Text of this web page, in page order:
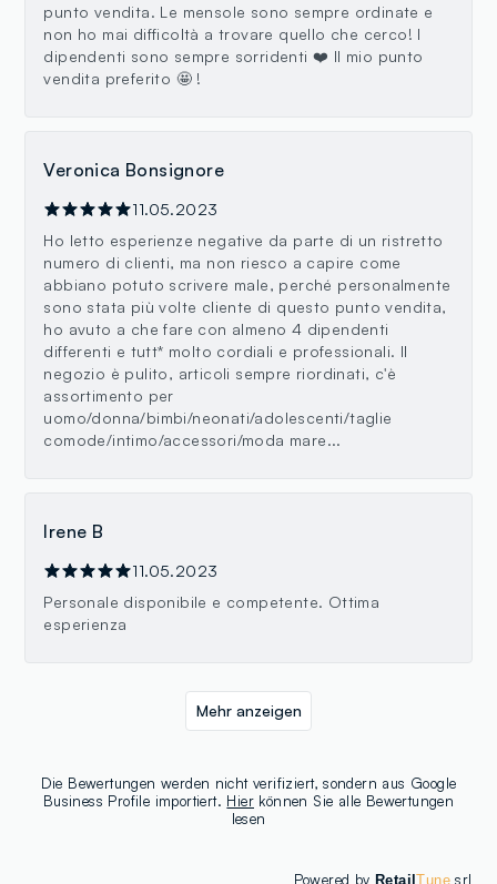
punto vendita. Le mensole sono sempre ordinate e
non ho mai difficoltà a trovare quello che cerco! I
dipendenti sono sempre sorridenti ❤️ Il mio punto
vendita preferito 🤩 !
Veronica Bonsignore
11.05.2023
Ho letto esperienze negative da parte di un ristretto
numero di clienti, ma non riesco a capire come
abbiano potuto scrivere male, perché personalmente
sono stata più volte cliente di questo punto vendita,
ho avuto a che fare con almeno 4 dipendenti
differenti e tutt* molto cordiali e professionali. Il
negozio è pulito, articoli sempre riordinati, c'è
assortimento per
uomo/donna/bimbi/neonati/adolescenti/taglie
comode/intimo/accessori/moda mare...
Irene B
11.05.2023
Personale disponibile e competente. Ottima
esperienza
Die Bewertungen werden nicht verifiziert, sondern aus Google
Business Profile importiert. Hier können Sie alle Bewertungen
lesen
Mehr anzeigen
Powered by RetailTunesrl